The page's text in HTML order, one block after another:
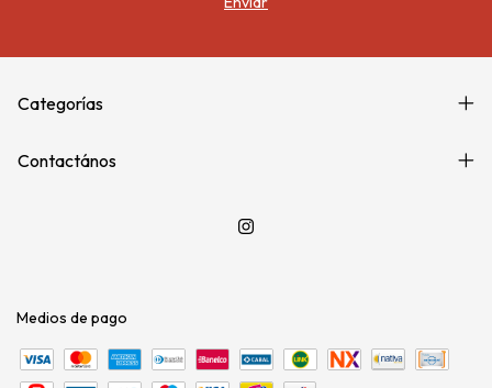
Categorías
Contactános
Medios de pago